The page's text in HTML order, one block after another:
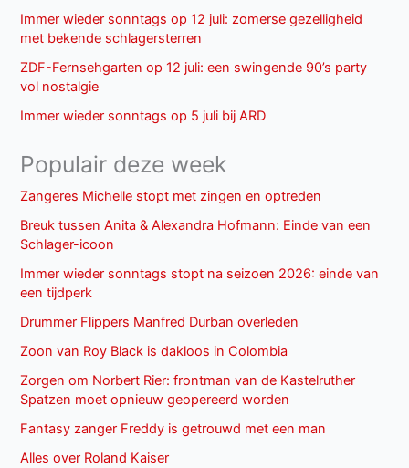
Immer wieder sonntags op 12 juli: zomerse gezelligheid
met bekende schlagersterren
ZDF-Fernsehgarten op 12 juli: een swingende 90’s party
vol nostalgie
Immer wieder sonntags op 5 juli bij ARD
Populair deze week
Zangeres Michelle stopt met zingen en optreden
Breuk tussen Anita & Alexandra Hofmann: Einde van een
Schlager-icoon
Immer wieder sonntags stopt na seizoen 2026: einde van
een tijdperk
Drummer Flippers Manfred Durban overleden
Zoon van Roy Black is dakloos in Colombia
Zorgen om Norbert Rier: frontman van de Kastelruther
Spatzen moet opnieuw geopereerd worden
Fantasy zanger Freddy is getrouwd met een man
Alles over Roland Kaiser